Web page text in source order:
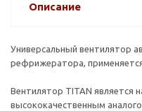
Описание
Универсальный вентилятор
рефрижератора,
Вентилятор TITAN является
высококачественным